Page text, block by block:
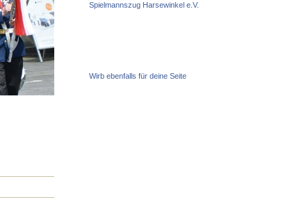
Spielmannszug Harsewinkel e.V.
Wirb ebenfalls für deine Seite